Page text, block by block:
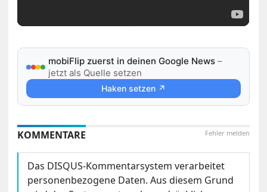
mobiFlip zuerst in deinen Google News –
jetzt als Quelle setzen
Haken setzen ↗
Fehler melden
KOMMENTARE
Das DISQUS-Kommentarsystem verarbeitet
personenbezogene Daten. Aus diesem Grund